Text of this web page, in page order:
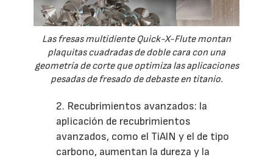
Las fresas multidiente Quick-X-Flute montan
plaquitas cuadradas de doble cara con una
geometría de corte que optimiza las aplicaciones
pesadas de fresado de debaste en titanio.
2. Recubrimientos avanzados: la
aplicación de recubrimientos
avanzados, como el TiAlN y el de tipo
carbono, aumentan la dureza y la